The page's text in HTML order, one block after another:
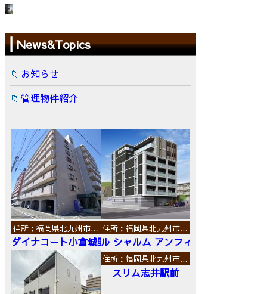
News&Topics
お知らせ
管理物件紹介
住所：福岡県北九州市…
ダイナコート小倉城野
住所：福岡県北九州市…
ル シャルム アンフィニ
住所：福岡県北九州市…
スリム志井駅前